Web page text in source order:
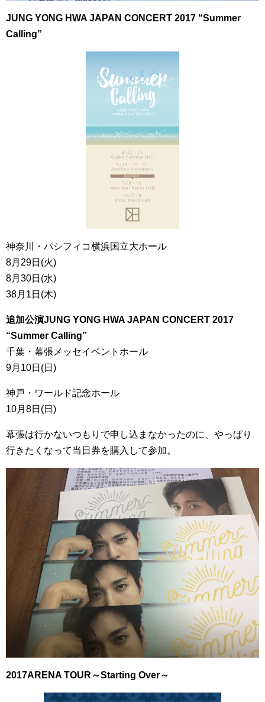
JUNG YONG HWA JAPAN CONCERT 2017 “Summer
Calling”
神奈川・パシフィコ横浜国立大ホール
8月29日(火)
8月30日(水)
38月1日(木)
追加公演JUNG YONG HWA JAPAN CONCERT 2017
“Summer Calling”
千葉・幕張メッセイベントホール
9月10日(日)
神戸・ワールド記念ホール
10月8日(日)
幕張は行かないつもりで申し込まなかったのに、やっぱり
行きたくなって当日券を購入して参加。
2017ARENA TOUR～Starting Over～